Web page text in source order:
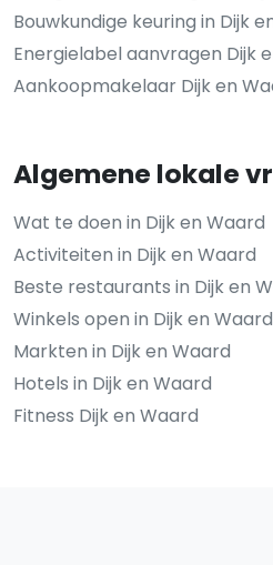
Bouwkundige keuring in Dijk
Energielabel aanvragen Dijk
Aankoopmakelaar Dijk en
Algemene lokale
Wat te doen in Dijk en Waard
Activiteiten in Dijk en Waard
Beste restaurants in Dijk en
Winkels open in Dijk en
Markten in Dijk en Waard
Hotels in Dijk en Waard
Fitness Dijk en Waard